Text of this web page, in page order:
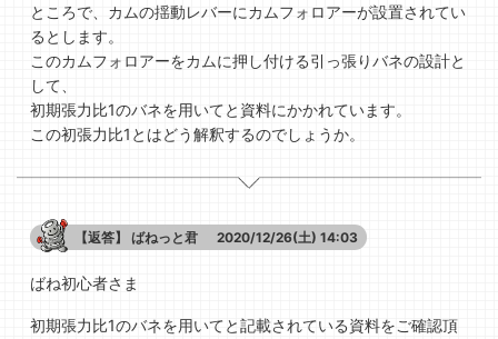
ところで、カムの揺動レバーにカムフォロアーが設置されてい
るとします。
このカムフォロアーをカムに押し付ける引っ張りバネの設計と
して、
初期張力比1のバネを用いてと資料にかかれています。
この初張力比1とはどう解釈するのでしょうか。
【返答】 ばねっと君 2020/12/26(土) 14:03
ばね初心者さま
初期張力比1のバネを用いてと記載されている資料をご確認頂